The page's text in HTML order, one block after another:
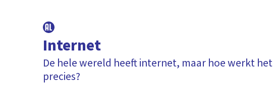
Internet
De hele wereld heeft internet, maar hoe werkt het
precies?